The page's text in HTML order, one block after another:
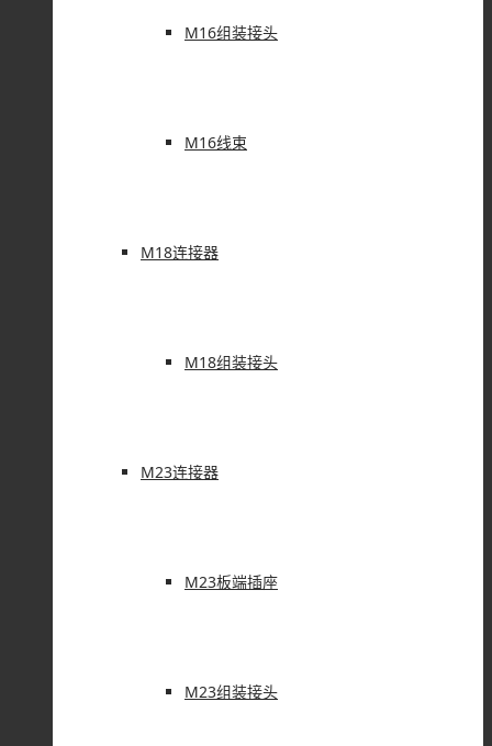
M16组装接头
M16线束
M18连接器
M18组装接头
M23连接器
M23板端插座
M23组装接头